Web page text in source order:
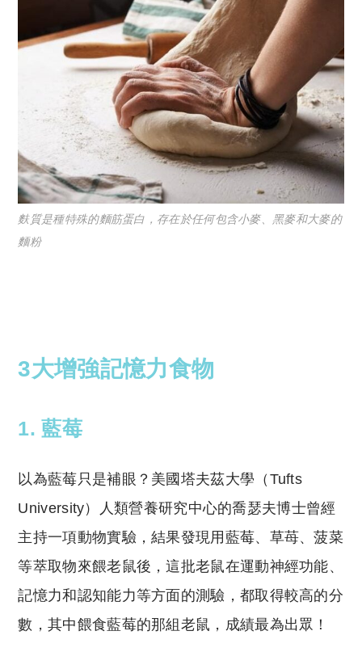
麩質是種特殊的麵筋蛋白，存在於任何包含小麥、黑麥和大麥的
麵粉
3大增強記憶力食物
1. 藍莓
以為藍莓只是補眼？美國塔夫茲大學（Tufts
University）人類營養研究中心的喬瑟夫博士曾經
主持一項動物實驗，結果發現用藍莓、草苺、菠菜
等萃取物來餵老鼠後，這批老鼠在運動神經功能、
記憶力和認知能力等方面的測驗，都取得較高的分
數，其中餵食藍莓的那組老鼠，成績最為出眾！